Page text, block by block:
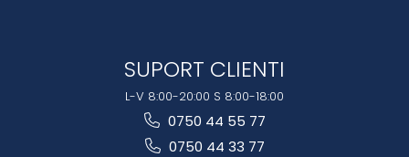
SUPORT CLIENTI
L-V 8:00-20:00 S 8:00-18:00
0750 44 55 77
0750 44 33 77